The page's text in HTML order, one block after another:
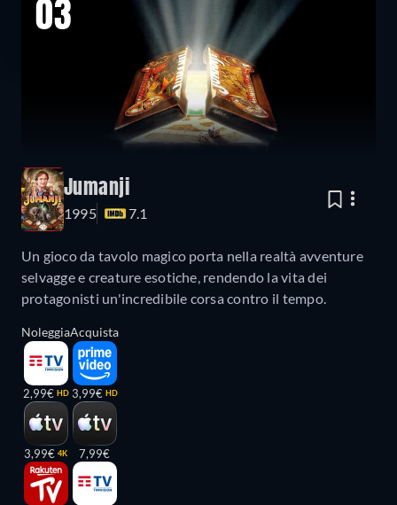
03
Jumanji
1995 7.1
Un gioco da tavolo magico porta nella realtà avventure
selvagge e creature esotiche, rendendo la vita dei
protagonisti un'incredibile corsa contro il tempo.
Noleggia
2,99€ HD
3,99€ 4K
Acquista
3,99€ HD
7,99€